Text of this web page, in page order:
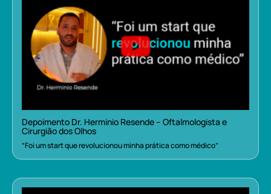
Depoimento Dr. Herminio Resende – Oftalmologista e
Cirurgião dos Olhos
“Foi um start que revolucionou minha prática como médico”